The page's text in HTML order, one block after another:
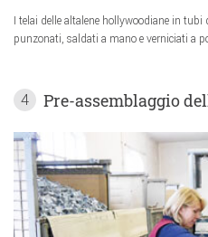
I telai delle altalene hollywoodiane in tubi
punzonati, saldati a mano e verniciati a
4 Pre-assemblaggio